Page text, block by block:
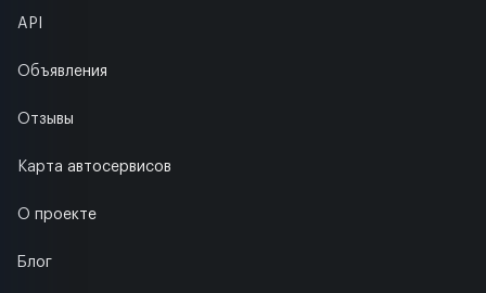
API
Объявления
Отзывы
Карта автосервисов
О проекте
Блог